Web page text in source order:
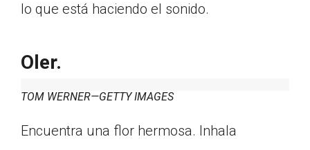
lo que está haciendo el sonido.
Oler.
TOM WERNER—GETTY IMAGES
Encuentra una flor hermosa. Inhala